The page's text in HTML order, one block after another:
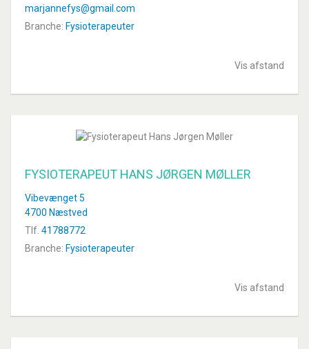
marjannefys@gmail.com
Branche: Fysioterapeuter
Vis afstand
FYSIOTERAPEUT HANS JØRGEN MØLLER
Vibevænget 5
4700 Næstved
Tlf. 41788772
Branche: Fysioterapeuter
Vis afstand